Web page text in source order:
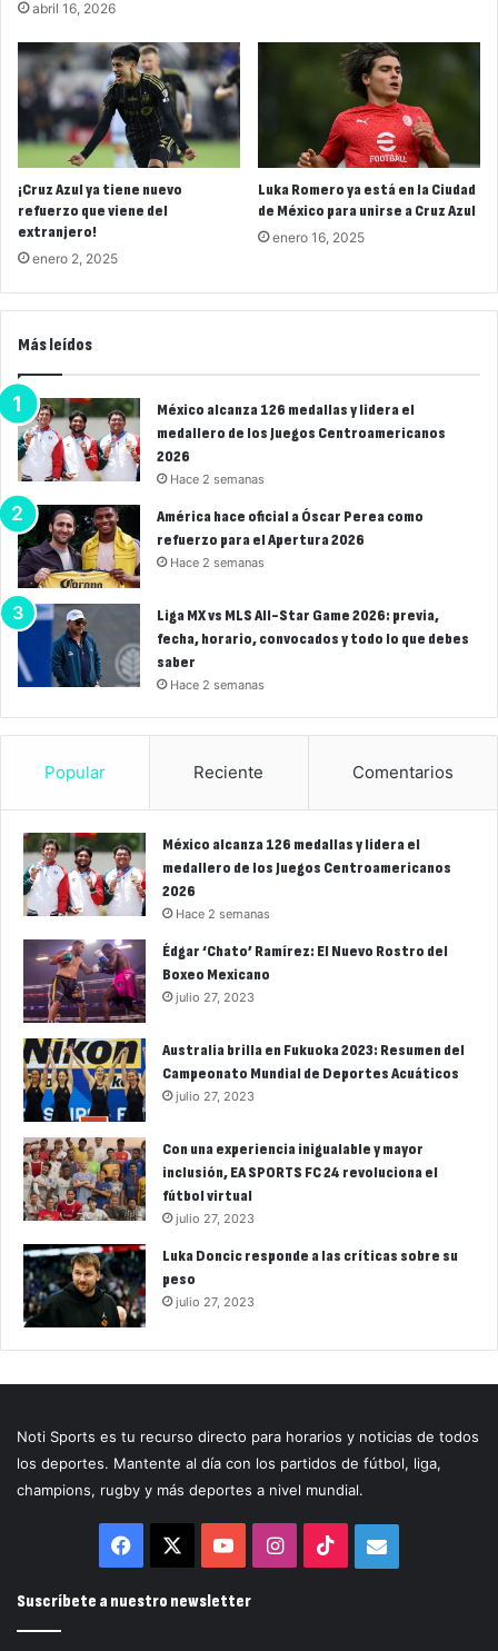
abril 16, 2026
¡Cruz Azul ya tiene nuevo
refuerzo que viene del
extranjero!
enero 2, 2025
Luka Romero ya está en la Ciudad
de México para unirse a Cruz Azul
enero 16, 2025
Más leídos
México alcanza 126 medallas y lidera el
medallero de los Juegos Centroamericanos
2026
Hace 2 semanas
América hace oficial a Óscar Perea como
refuerzo para el Apertura 2026
Hace 2 semanas
Liga MX vs MLS All-Star Game 2026: previa,
fecha, horario, convocados y todo lo que debes
saber
Hace 2 semanas
Popular Reciente Comentarios
México alcanza 126 medallas y lidera el
medallero de los Juegos Centroamericanos
2026
Hace 2 semanas
Édgar ‘Chato’ Ramírez: El Nuevo Rostro del
Boxeo Mexicano
julio 27, 2023
Australia brilla en Fukuoka 2023: Resumen del
Campeonato Mundial de Deportes Acuáticos
julio 27, 2023
Con una experiencia inigualable y mayor
inclusión, EA SPORTS FC 24 revoluciona el
fútbol virtual
julio 27, 2023
Luka Doncic responde a las críticas sobre su
peso
julio 27, 2023
Noti Sports es tu recurso directo para horarios y noticias de todos
los deportes. Mantente al día con los partidos de fútbol, liga,
champions, rugby y más deportes a nivel mundial.
Facebook YouTubeInstagram
TikTokCorreo
Suscríbete a nuestro newsletter